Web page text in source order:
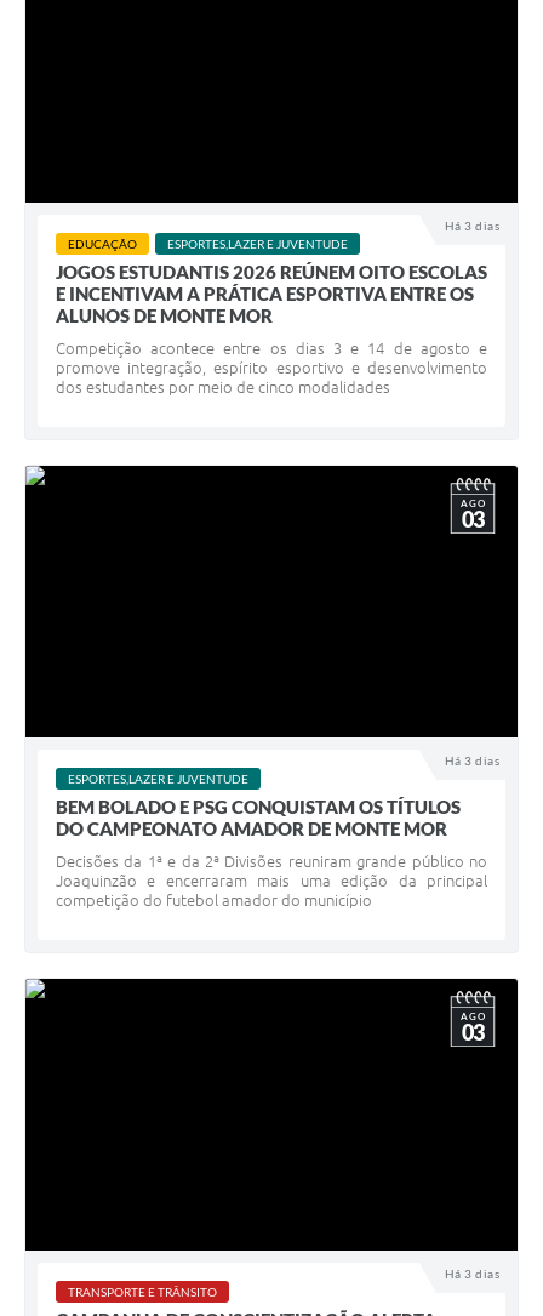
Há 3 dias
EDUCAÇÃO ESPORTES,LAZER E JUVENTUDE
JOGOS ESTUDANTIS 2026 REÚNEM OITO ESCOLAS
E INCENTIVAM A PRÁTICA ESPORTIVA ENTRE OS
ALUNOS DE MONTE MOR
Competição acontece entre os dias 3 e 14 de agosto e
promove integração, espírito esportivo e desenvolvimento
dos estudantes por meio de cinco modalidades
Há 3 dias
AGO
03
ESPORTES,LAZER E JUVENTUDE
BEM BOLADO E PSG CONQUISTAM OS TÍTULOS
DO CAMPEONATO AMADOR DE MONTE MOR
Decisões da 1ª e da 2ª Divisões reuniram grande público no
Joaquinzão e encerraram mais uma edição da principal
competição do futebol amador do município
Há 3 dias
AGO
03
TRANSPORTE E TRÂNSITO